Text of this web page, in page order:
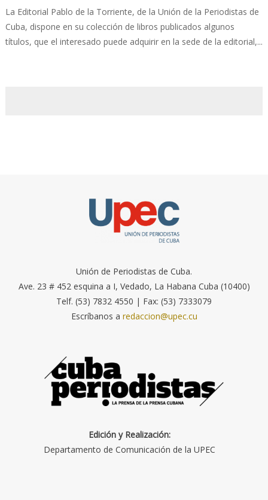
La Editorial Pablo de la Torriente, de la Unión de la Periodistas de
Cuba, dispone en su colección de libros publicados algunos
títulos, que el interesado puede adquirir en la sede de la editorial,...
Unión de Periodistas de Cuba.
Ave. 23 # 452 esquina a I, Vedado, La Habana Cuba (10400)
Telf. (53) 7832 4550 | Fax: (53) 7333079
Escríbanos a redaccion@upec.cu
Edición y Realización:
Departamento de Comunicación de la UPEC